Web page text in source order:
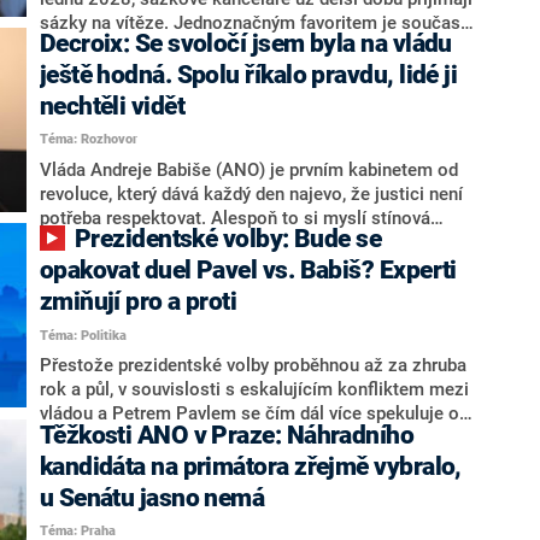
nepřítel, ale soupeř.
sázky na vítěze. Jednoznačným favoritem je současná
hlava státu Petr Pavel. Daleko za ním pak bookmakeři
zmiňují dva výrazné politiky ANO, tedy premiéra
Andreje Babiše a ministra průmyslu Karla Havlíčka.
Oblíbeným tipem samotných sázkařů je poslanec za
Motoristy Filip Turek. Politolog Jan Kubáček nicméně
o případné kandidatuře kohokoliv ze zmíněné trojice
značně pochybuje. Podle něj současná koalice dosud
nemá osobu, která by Pavlovi mohla konkurovat.
Decroix: Se svoločí jsem byla na vládu
ještě hodná. Spolu říkalo pravdu, lidé ji
nechtěli vidět
Téma: Rozhovor
Vláda Andreje Babiše (ANO) je prvním kabinetem od
revoluce, který dává každý den najevo, že justici není
potřeba respektovat. Alespoň to si myslí stínová
ministryně spravedlnosti ODS Eva Decroix. V
rozhovoru pro CNN Prima NEWS si nebrala servítky
ohledně politického výkonu svého nástupce Jeronýma
Tejce (za ANO) či vládní zmocněnkyně pro lidská
práva Taťány Malé (ANO). Označením „svoloč“ na
adresu vlády prý byla ještě hodná. Decroix se také
vrátila k volební porážce koalice Spolu či promluvila o
hnutí Naše Česko Martina Kuby.
opakovat duel Pavel vs. Babiš? Experti
zmiňují pro a proti
Téma: Politika
Přestože prezidentské volby proběhnou až za zhruba
rok a půl, v souvislosti s eskalujícím konfliktem mezi
vládou a Petrem Pavlem se čím dál více spekuluje o
tom, koho by do bitvy o Hrad mohla vyslat současná
koalice. Někteří političtí komentátoři znovu vytahují
jméno premiéra Andreje Babiše (ANO). Jak moc je
pravděpodobné, že se v prezidentských volbách 2028
bude znovu opakovat souboj z roku 2023?
Těžkosti ANO v Praze: Náhradního
kandidáta na primátora zřejmě vybralo,
u Senátu jasno nemá
Téma: Praha